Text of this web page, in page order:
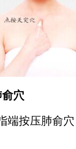
穴
端按压肺俞